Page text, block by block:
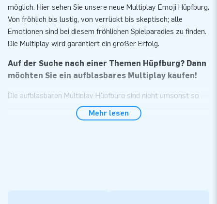
möglich. Hier sehen Sie unsere neue Multiplay Emoji Hüpfburg.
Von fröhlich bis lustig, von verrückt bis skeptisch; alle
Emotionen sind bei diesem fröhlichen Spielparadies zu finden.
Die Multiplay wird garantiert ein großer Erfolg.
Auf der Suche nach einer Themen Hüpfburg? Dann
möchten Sie ein aufblasbares Multiplay kaufen!
Die aufblasbaren Multiplay Hüpfburg sind nicht umsonst so
beliebt. Diese aufblasbaren Attraktionen für Kinder
garantieren stundenlange Unterhaltung. Springen macht
Mehr lesen